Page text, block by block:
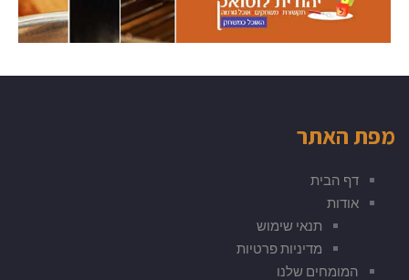
מפת האתר
דף הבית
אודות
תנאי שימוש
מדיניות פרטיות
המומחים שלנו